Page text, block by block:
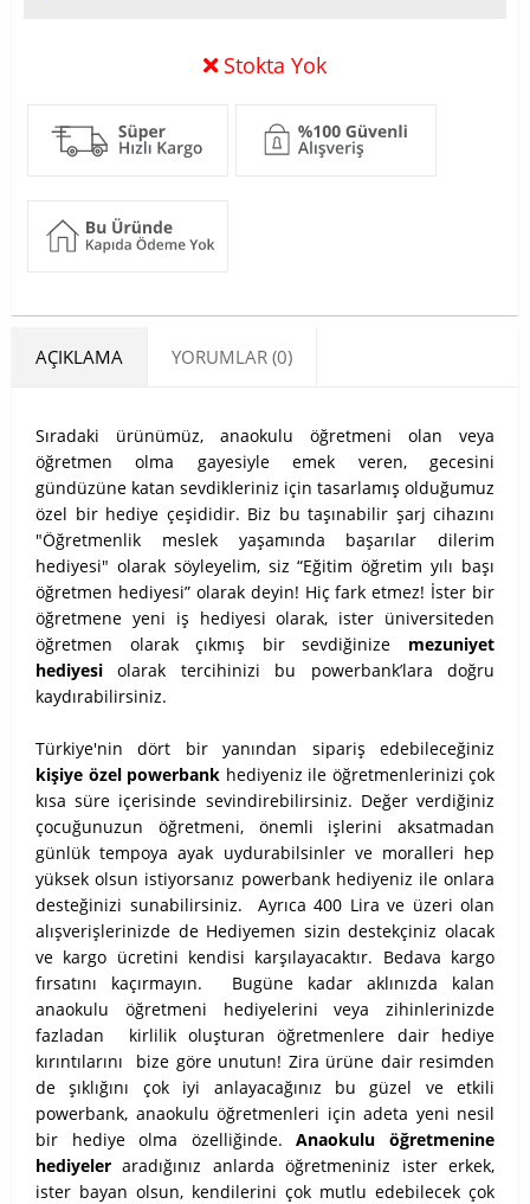
Stokta Yok
AÇIKLAMA YORUMLAR (0)
Sıradaki ürünümüz, anaokulu öğretmeni olan veya
öğretmen olma gayesiyle emek veren, gecesini
gündüzüne katan sevdikleriniz için tasarlamış olduğumuz
özel bir hediye çeşididir. Biz bu taşınabilir şarj cihazını
"Öğretmenlik meslek yaşamında başarılar dilerim
hediyesi" olarak söyleyelim, siz “Eğitim öğretim yılı başı
öğretmen hediyesi” olarak deyin! Hiç fark etmez! İster bir
öğretmene yeni iş hediyesi olarak, ister üniversiteden
öğretmen olarak çıkmış bir sevdiğinize mezuniyet
hediyesi olarak tercihinizi bu powerbank’lara doğru
kaydırabilirsiniz.
Türkiye'nin dört bir yanından sipariş edebileceğiniz
kişiye özel powerbank hediyeniz ile öğretmenlerinizi çok
kısa süre içerisinde sevindirebilirsiniz. Değer verdiğiniz
çocuğunuzun öğretmeni, önemli işlerini aksatmadan
günlük tempoya ayak uydurabilsinler ve moralleri hep
yüksek olsun istiyorsanız powerbank hediyeniz ile onlara
desteğinizi sunabilirsiniz. Ayrıca 400 Lira ve üzeri olan
alışverişlerinizde de Hediyemen sizin destekçiniz olacak
ve kargo ücretini kendisi karşılayacaktır. Bedava kargo
fırsatını kaçırmayın. Bugüne kadar aklınızda kalan
anaokulu öğretmeni hediyelerini veya zihinlerinizde
fazladan kirlilik oluşturan öğretmenlere dair hediye
kırıntılarını bize göre unutun! Zira ürüne dair resimden
de şıklığını çok iyi anlayacağınız bu güzel ve etkili
powerbank, anaokulu öğretmenleri için adeta yeni nesil
bir hediye olma özelliğinde.Anaokulu öğretmenine
hediyeler aradığınız anlarda öğretmeniniz ister erkek,
ister bayan olsun, kendilerini çok mutlu edebilecek çok